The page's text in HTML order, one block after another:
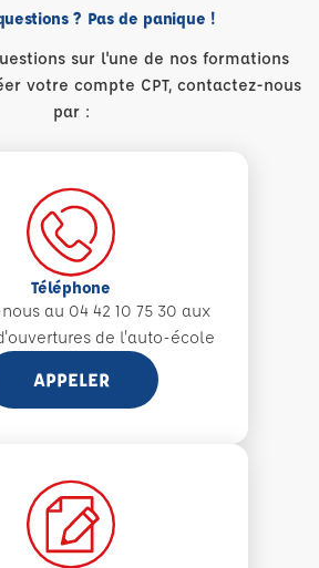
? Pas de panique !
sur l'une de nos formations
votre compte CPT, contactez-nous
par :
Téléphone
au 04 42 10 75 30 aux
de l'auto-école
APPELER